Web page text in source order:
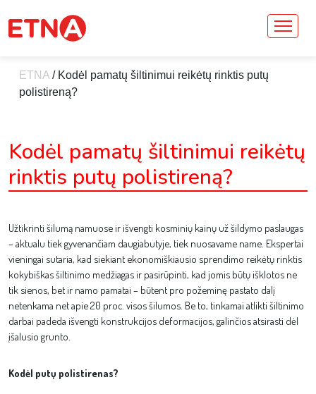
ETNA / Kodėl pamatų šiltinimui reikėtų rinktis putų
polistireną?
Kodėl pamatų šiltinimui reikėtų
rinktis putų polistireną?
Užtikrinti šilumą namuose ir išvengti kosminių kainų už šildymo paslaugas
– aktualu tiek gyvenančiam daugiabutyje, tiek nuosavame name. Ekspertai
vieningai sutaria, kad siekiant ekonomiškiausio sprendimo reikėtų rinktis
kokybiškas šiltinimo medžiagas ir pasirūpinti, kad jomis būtų išklotos ne
tik sienos, bet ir namo pamatai – būtent pro požeminę pastato dalį
netenkama net apie 20 proc. visos šilumos. Be to, tinkamai atlikti šiltinimo
darbai padeda išvengti konstrukcijos deformacijos, galinčios atsirasti dėl
įšalusio grunto.
Kodėl putų polistirenas?